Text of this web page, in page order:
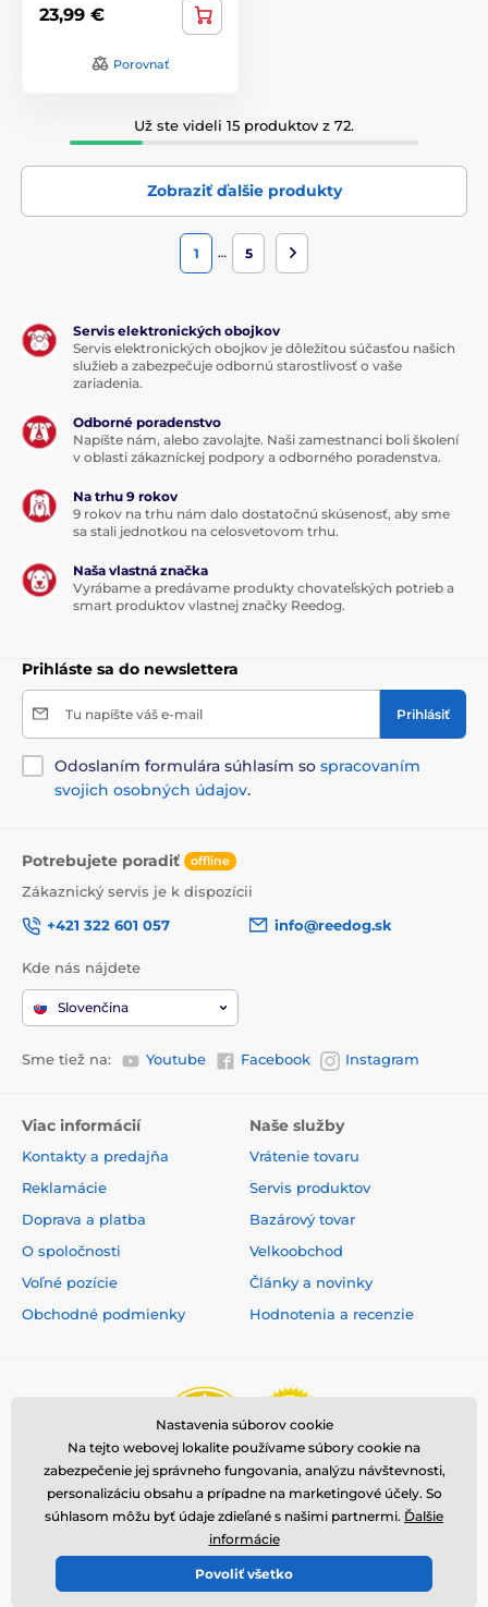
23,99 €
Porovnať
Už ste videli 15 produktov z 72.
Zobraziť ďalšie produkty
1 … 5
Servis elektronických obojkov
Servis elektronických obojkov je dôležitou súčasťou našich
služieb a zabezpečuje odbornú starostlivosť o vaše
zariadenia.
Odborné poradenstvo
Napíšte nám, alebo zavolajte. Naši zamestnanci boli školení
v oblasti zákazníckej podpory a odborného poradenstva.
Na trhu 9 rokov
9 rokov na trhu nám dalo dostatočnú skúsenosť, aby sme
sa stali jednotkou na celosvetovom trhu.
Naša vlastná značka
Vyrábame a predávame produkty chovateľských potrieb a
smart produktov vlastnej značky Reedog.
Prihláste sa do newslettera
Tu napíšte váš e-mail Prihlásiť
Odoslaním formulára súhlasím so spracovaním
svojich osobných údajov.
Potrebujete poradiť offline
Zákaznický servis je k dispozícii
+421 322 601 057
info@reedog.sk
Kde nás nájdete
Slovenčina
Sme tiež na: Youtube Facebook Instagram
Viac informácií
Kontakty a predajňa
Reklamácie
Doprava a platba
O spoločnosti
Voľné pozície
Obchodné podmienky
Naše služby
Vrátenie tovaru
Servis produktov
Bazárový tovar
Velkoobchod
Články a novinky
Hodnotenia a recenzie
© 2026 www.reedog.sk ⦁ E-shop vytvorila
Nastavenia súborov cookie
Na tejto webovej lokalite používame súbory cookie na
zabezpečenie jej správneho fungovania, analýzu návštevnosti,
personalizáciu obsahu a prípadne na marketingové účely. So
súhlasom môžu byť údaje zdieľané s našimi partnermi. Ďalšie
informácie
Povoliť všetko